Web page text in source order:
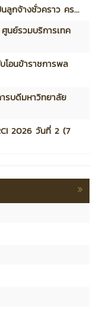
ลูกจ้างชั่วคราว คร...
นย์รวมบริการเทค
โอนข้าราชการพล
รบดีมหาวิทยาลัย
2026 วันที่ 2 (7